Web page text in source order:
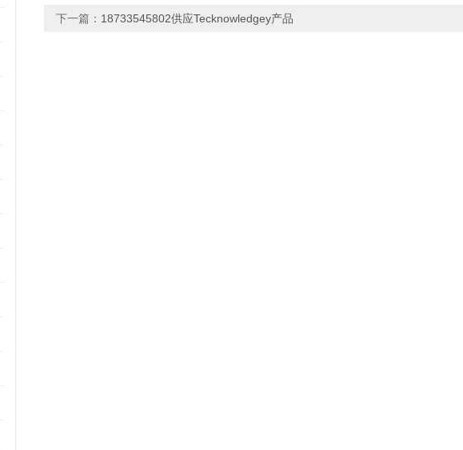
下一篇： 18733545802供应Tecknowledgey产品